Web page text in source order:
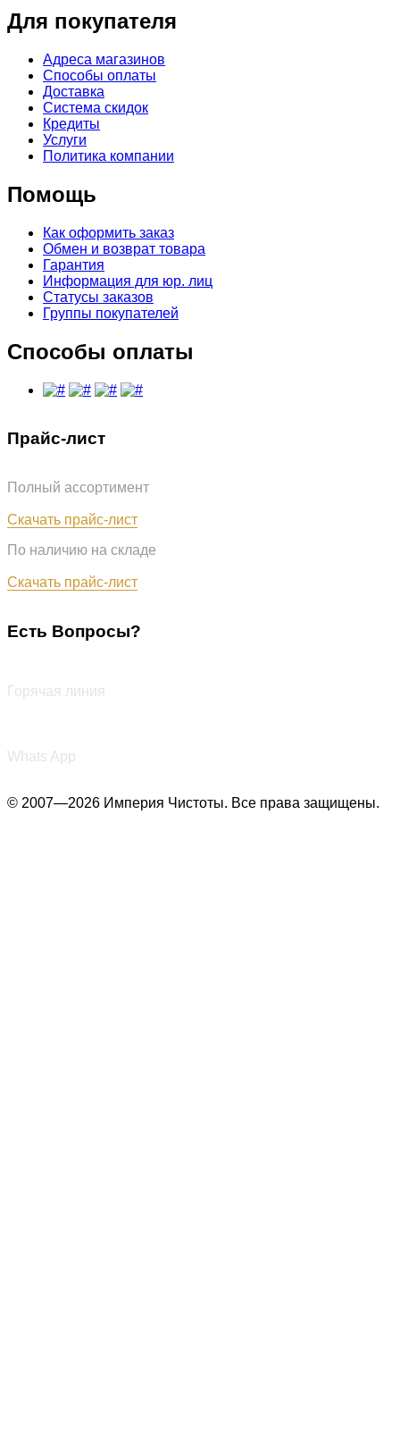
Для покупателя
Адреса магазинов
Способы оплаты
Доставка
Система скидок
Кредиты
Услуги
Политика компании
Помощь
Как оформить заказ
Обмен и возврат товара
Гарантия
Информация для юр. лиц
Статусы заказов
Группы покупателей
Способы оплаты
Прайс-лист
Полный ассортимент
Скачать прайс-лист
По наличию на складе
Скачать прайс-лист
Есть Вопросы?
Горячая линия
Whats App
© 2007—2026 Империя Чистоты. Все права защищены.